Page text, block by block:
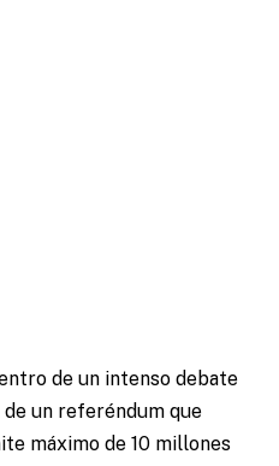
de un intenso debate
un referéndum que
máximo de 10 millones